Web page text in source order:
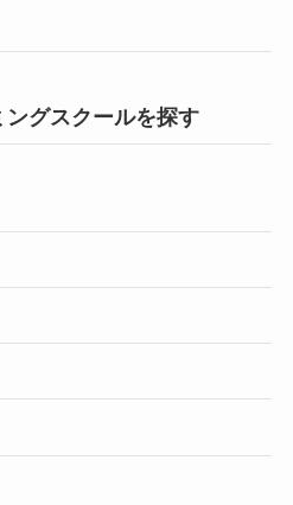
グスクールを探す